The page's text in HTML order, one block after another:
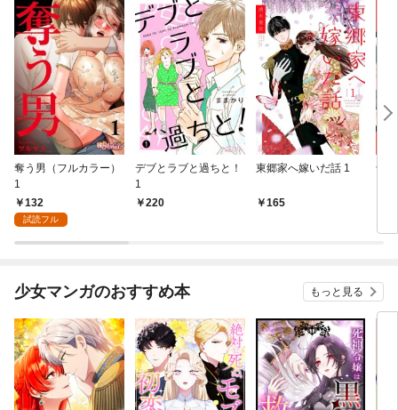
奪う男（フルカラー）
1
132
試読フル
デブとラブと過ちと！
1
220
東郷家へ嫁いだ話 1
165
十
少女マンガのおすすめ本 もっと見る